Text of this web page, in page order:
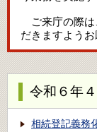
ご来庁の際は
だきますようお
令和６年
相続登記義務